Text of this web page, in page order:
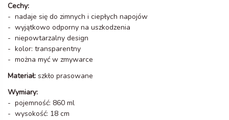
Cechy:
- nadaje się do zimnych i ciepłych napojów
- wyjątkowo odporny na uszkodzenia
- niepowtarzalny design
- kolor: transparentny
- można myć w zmywarce
Materiał: szkło prasowane
Wymiary:
- pojemność: 860 ml
- wysokość: 18 cm